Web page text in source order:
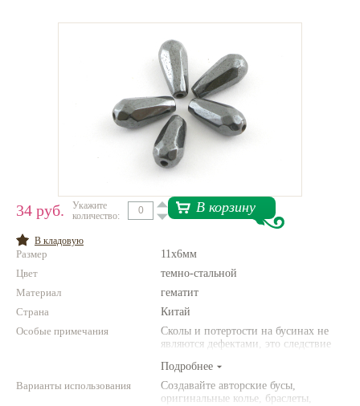
Инструменты и материалы
Эпоксидная смола
Шнуры, ленты, нитки
По темам и сезонам
Бисер TOHO
Нетемнеющая фурнитура
Всё для вышивки
Проволока
Натуральные камни
Каталог
Новинки!
34 руб.
Укажите
количество:
В корзину
В кладовую
Размер
11х6мм
Цвет
темно-стальной
Материал
гематит
Страна
Китай
Особые примечания
Сколы и потертости на бусинах не
являются дефектами, это следствие
природного камня. Цвет и размер
товара может отличаться от
представленных на фото.
Подробнее
Варианты использования
Создавайте авторские бусы,
оригинальные колье, браслеты,